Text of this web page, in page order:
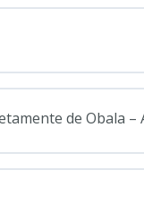
de Obala –